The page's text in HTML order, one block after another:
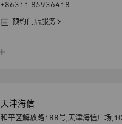
+86311 85936418
预约门店服务
天津海信
和平区解放路188号,天津海信广场